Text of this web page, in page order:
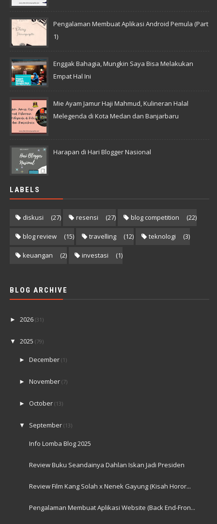
Pengalaman Membuat Aplikasi Android Pemula (Part
1)
Enggak Bahagia, Mungkin Saya Bisa Melakukan
Empat Hal Ini
Mie Ayam Jamur Haji Mahmud, Kulineran Halal
Melegenda di Kota Medan dan Banjarbaru
Harapan di Hari Blogger Nasional
LABELS
diskusi (27) resensi (27) blog competition (22)
blog review (15) travelling (12) teknologi (3)
keuangan (2) investasi (1)
BLOG ARCHIVE
► 2026 (31)
▼ 2025 (79)
►December(1)
►November(7)
► October(13)
▼ September(13)
Info Lomba Blog 2025
Review Buku Seandainya Dahlan Iskan Jadi Presiden
Review Film Kang Solah x Nenek Gayung (Kisah Horor...
Pengalaman Membuat Aplikasi Website (Back End-Fron...